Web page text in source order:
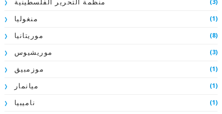
منظمة التحرير الفلسطينية (3)
منغوليا (1)
موريتانيا (8)
موريشيوس (3)
موزمبيق (1)
ميانمار (1)
ناميبيا (1)